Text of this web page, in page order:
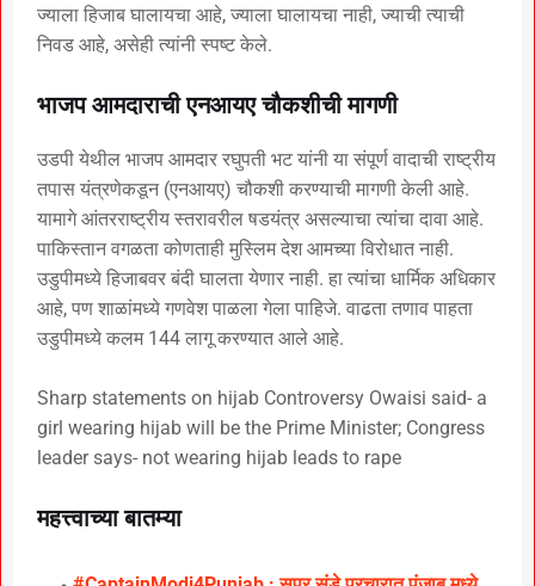
ज्याला हिजाब घालायचा आहे, ज्याला घालायचा नाही, ज्याची त्याची
निवड आहे, असेही त्यांनी स्पष्ट केले.
भाजप आमदाराची एनआयए चौकशीची मागणी
उडपी येथील भाजप आमदार रघुपती भट यांनी या संपूर्ण वादाची राष्ट्रीय
तपास यंत्रणेकडून (एनआयए) चौकशी करण्याची मागणी केली आहे.
यामागे आंतरराष्ट्रीय स्तरावरील षडयंत्र असल्याचा त्यांचा दावा आहे.
पाकिस्तान वगळता कोणताही मुस्लिम देश आमच्या विरोधात नाही.
उडुपीमध्ये हिजाबवर बंदी घालता येणार नाही. हा त्यांचा धार्मिक अधिकार
आहे, पण शाळांमध्ये गणवेश पाळला गेला पाहिजे. वाढता तणाव पाहता
उडुपीमध्ये कलम 144 लागू करण्यात आले आहे.
Sharp statements on hijab Controversy Owaisi said- a
girl wearing hijab will be the Prime Minister; Congress
leader says- not wearing hijab leads to rape
महत्त्वाच्या बातम्या